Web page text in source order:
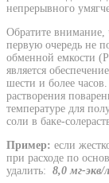
непрерывного
Обратите внимание,
первую очередь не
обменной емкости
является
шести и более
растворения
температуре для
соли в баке-
Пример: если
при расходе по
удалить: 8,0 мг-экв/